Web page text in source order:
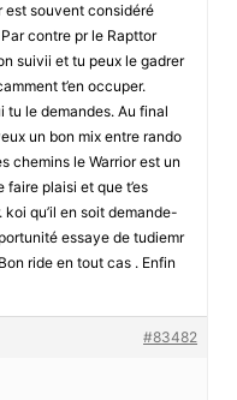
est souvent considéré
contre pr le Rapttor
suivii et tu peux le gadrer
t’en occuper.
tu le demandes. Au final
un bon mix entre rando
chemins le Warrior est un
plaisi et que t’es
qu’il en soit demande-
essaye de tudiemr
ride en tout cas . Enfin
#83482